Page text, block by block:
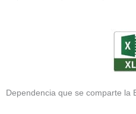
Dependencia que se comparte la